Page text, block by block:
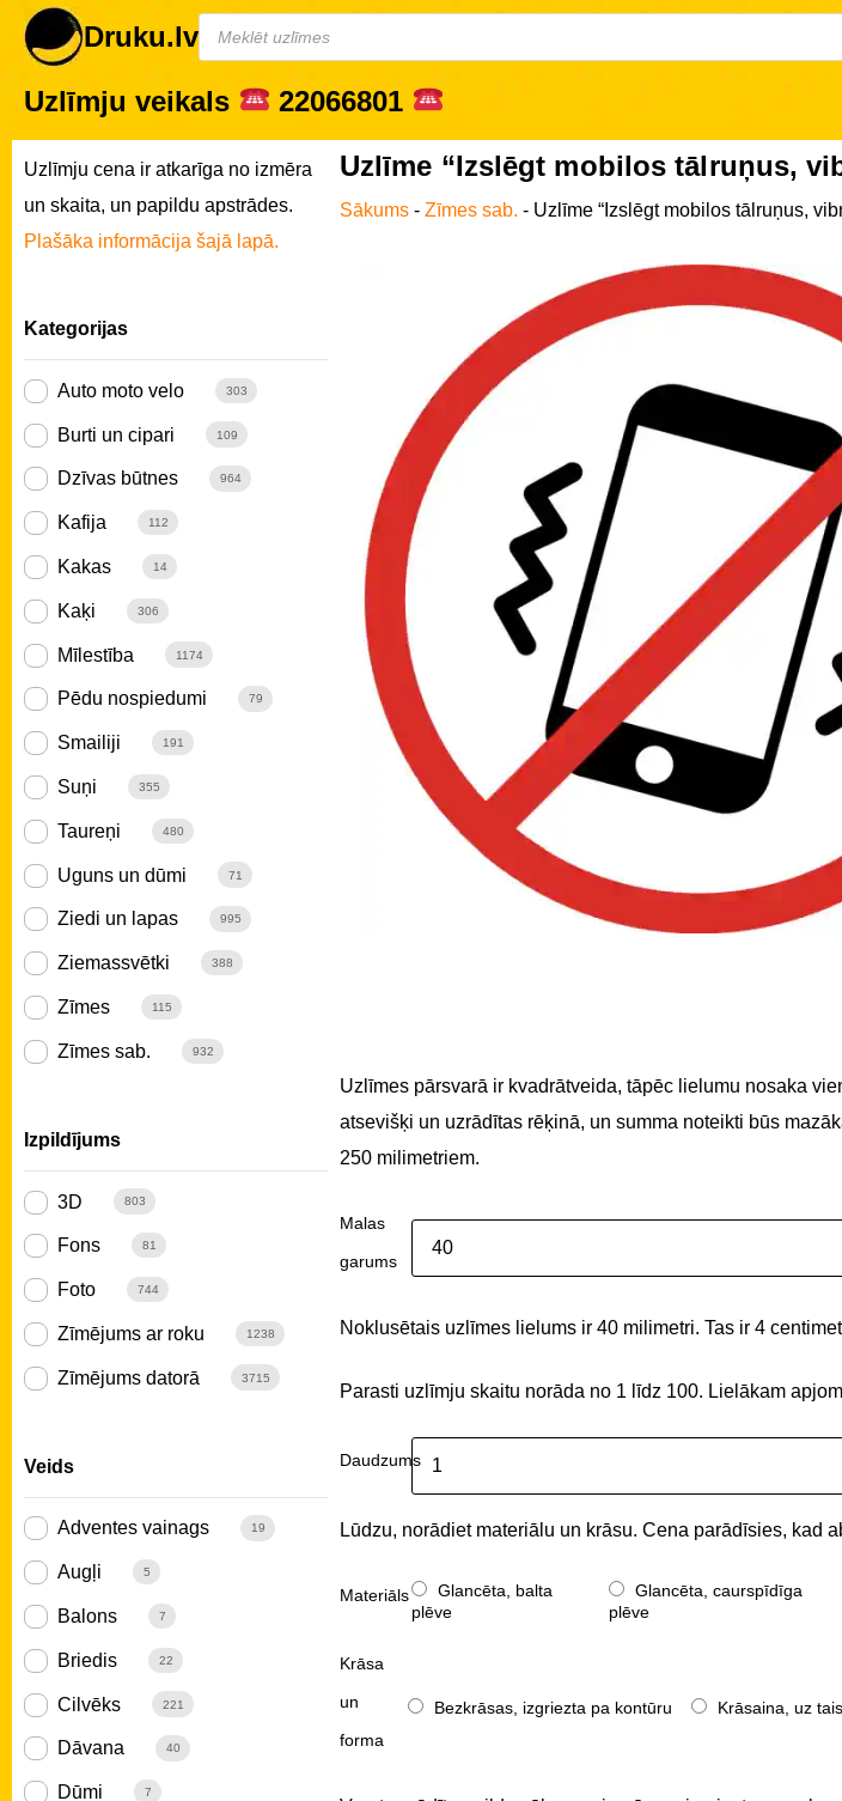
Druku.lv
Uzlīmju veikals 22066801
Uzlīmju cena ir atkarīga no izmēra
un skaita, un papildu apstrādes.
Plašāka informācija šajā lapā.
Kategorijas
Auto moto velo 303
Burti un cipari 109
Dzīvas būtnes 964
Kafija 112
Kakas 14
Kaķi 306
Mīlestība 1174
Pēdu nospiedumi 79
Smailiji 191
Suņi 355
Taureņi 480
Uguns un dūmi 71
Ziedi un lapas 995
Ziemassvētki 388
Zīmes 115
Zīmes sab. 932
Izpildījums
3D 803
Fons 81
Foto 744
Zīmējums ar roku 1238
Zīmējums datorā 3715
Veids
Adventes vainags 19
Augļi 5
Balons 7
Briedis 22
Cilvēks 221
Dāvana 40
Dūmi 7
Uzlīme “Izslēgt mobilos tālruņus,
Sākums- Zīmes sab. - Uzlīme “Izslēgt mobilos tālruņus,
Uzlīmes pārsvarā ir kvadrātveida, tāpēc lielumu nosaka
atsevišķi un uzrādītas rēķinā, un summa noteikti būs
250 milimetriem.
Malas
garums
Noklusētais uzlīmes lielums ir 40 milimetri. Tas ir 4
Parasti uzlīmju skaitu norāda no 1 līdz 100. Lielākam
Daudzums
Lūdzu, norādiet materiālu un krāsu. Cena parādīsies, kad
Materiāls
Glancēta, balta
plēve
Glancēta, caurspīdīga
plēve
Krāsa
un
forma
Bezkrāsas, izgriezta pa kontūru Krāsaina, uz